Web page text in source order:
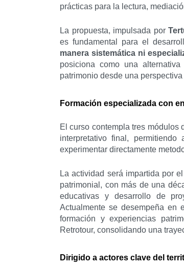
prácticas para la lectura,
La propuesta, impulsada por
es fundamental para el
manera sistemática ni
posiciona como una
patrimonio desde una
Formación especializada con
El curso contempla tres módulos
interpretativo final,
experimentar directamente
La actividad será impartida por
patrimonial, con más de una
educativas y desarrollo de
Actualmente se desempeña en
formación y experiencias
Retrotour, consolidando una
Dirigido a actores clave del